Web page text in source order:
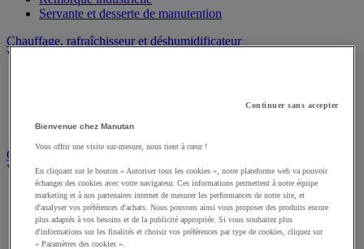
Servante et desserte de manutention
Chauffage, rafraîchisseur et déshumidificateur
Voir toute la catégorie
Rafraîchisseur et déshumidificateur
Convoyeur
Voir toute la catégorie
Accessoires pour convoyeur
Bille de manutention
Convoyeur à rouleaux
Convoyeur extensible et mobile
Continuer sans accepter
Bienvenue chez Manutan
Vous offrir une visite sur-mesure, nous tient à cœur !
En cliquant sur le bouton « Autoriser tous les cookies », notre plateforme web va pouvoir
échanger des cookies avec votre navigateur. Ces informations permettent à notre équipe
marketing et à nos partenaires internet de mesurer les performances de notre site, et
d'analyser vos préférences d'achats. Nous pouvons ainsi vous proposer des produits encore
plus adaptés à vos besoins et de la publicité appropriée. Si vous souhaitez plus
d'informations sur les finalités et choisir vos préférences par type de cookies, cliquez sur
« Paramètres des cookies ».